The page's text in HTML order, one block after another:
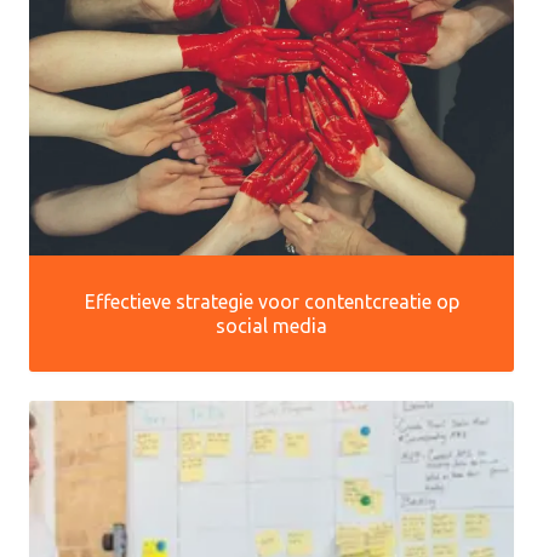
Effectieve strategie voor contentcreatie op
social media